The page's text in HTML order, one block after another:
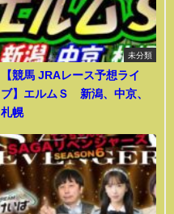
未分類
【競馬 JRAレース予想ライ
ブ】エルムＳ 新潟、中京、
札幌